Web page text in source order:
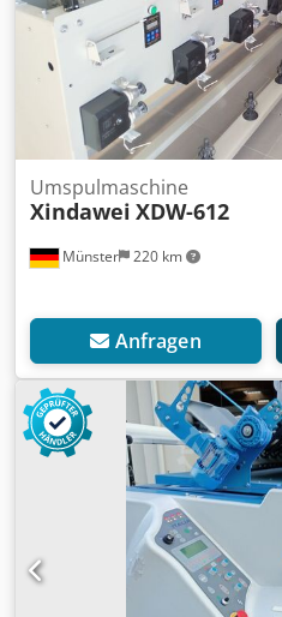
Münster 220 km
Umspulmaschine
Xindawei XDW-612
Anfragen